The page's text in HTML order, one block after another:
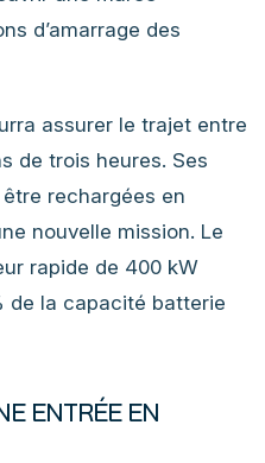
d’amarrage des
assurer le trajet entre
de trois heures. Ses
rechargées en
nouvelle mission. Le
rapide de 400 kW
de la capacité batterie
ENTRÉE EN